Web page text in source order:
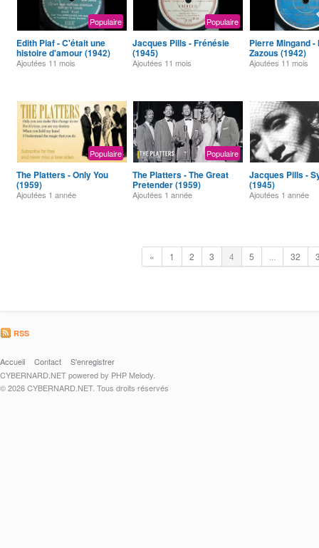
Populaire
Edith Piaf - C'était une
histoire d'amour (1942)
Ajoutées 11 mois
Populaire
Jacques Pills - Frénésie
(1945)
Ajoutées 11 mois
Pierre Mingand -
Zazous (1942)
Ajoutées 11 mois
Populaire
The Platters - Only You
(1959)
Ajoutées 1 année
Populaire
The Platters - The Great
Pretender (1959)
Ajoutées 1 année
Jacques Pills -
(1945)
Ajoutées 1 année
« 1 2 3 4 5 32
RSS
Accueil Contact
S'enregistrer
CYBERNARD.NET powered by PHP Melody.
© 2026 CYBERNARD.NET. Tous droits réservés